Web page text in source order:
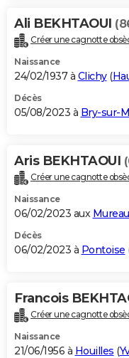
Ali BEKHTAOUI
Créer une cagnotte
Naissance
24/02/1937 à Clichy(
Décès
05/08/2023 à Bry-sur-
Aris BEKHTAOUI
Créer une cagnotte
Naissance
06/02/2023 aux
Décès
06/02/2023 à Pontoise
Francois
Créer une cagnotte
Naissance
21/06/1956 à Houilles (